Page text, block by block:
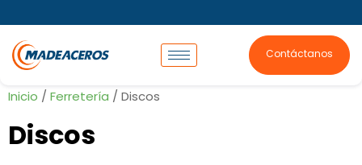
Contáctanos
Inicio / Ferretería / Discos
Discos